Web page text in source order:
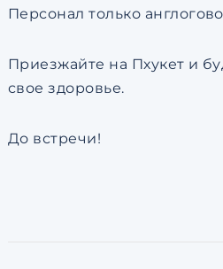
Персонал только
Приезжайте на Пхукет и
свое здоровье.
До встречи!